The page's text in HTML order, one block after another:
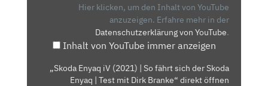
Hier klicken, um den Inhalt von YouTube
anzuzeigen. Erfahre mehr in der
Datenschutzerklärung von YouTube.
Inhalt von YouTube immer anzeigen
„Skoda Enyaq iV (2021) | So fährt sich der Skoda
Enyaq | Test mit Dirk Branke“ direkt öffnen